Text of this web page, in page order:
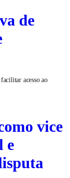
de
acesso ao
vice
e